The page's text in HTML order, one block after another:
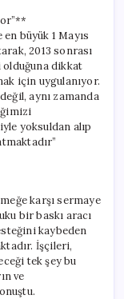
büyük 1 Mayıs
2013 sonrası
dikkat
için uygulanıyor.
aynı zamanda
yoksuldan alıp
karşı sermaye
bir baskı aracı
kaybeden
İşçileri,
tek şey bu
ve